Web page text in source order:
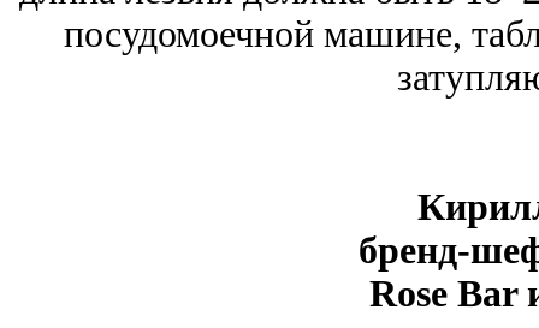
посудомоечной машине,
бренд-
Rose Bar